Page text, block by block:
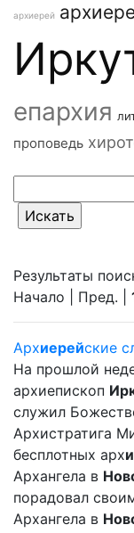
архиерей
епархия
проповедь
Результаты
Начало | Пред. |
Архиерейские
На прошлой
архиепископ
служил
Архистратига
бесплотных арх
Архангела в
порадовал
Архангела в